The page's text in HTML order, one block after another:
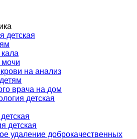
детская
на анализ
врача на дом
детская
детская
удаление доброкачественных